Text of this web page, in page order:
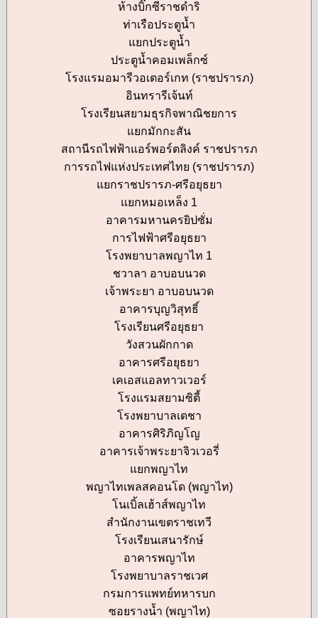
ห้างบิ๊กซีราชดำริ
ท่าเรือประตูน้ำ
แยกประตูน้ำ
ประตูน้ำคอมเพล็กซ์
โรงแรมอมารีวอเตอร์เกท (ราชปรารภ)
อินทรารีเจ้นท์
โรงเรียนสยามธุรกิจพาณิชยการ
แยกมักกะสัน
สถานีรถไฟฟ้าแอร์พอร์ตลิงค์ ราชปรารภ
การรถไฟแห่งประเทศไทย (ราชปรารภ)
แยกราชปรารภ-ศรีอยุธยา
แยกหมอเหล็ง 1
อาคารมหานครยิปซั่ม
การไฟฟ้าศรีอยุธยา
โรงพยาบาลพญาไท 1
ชวาลา อาบอบนวด
เจ้าพระยา อาบอบนวด
อาคารบุญวิสุทธิ์
โรงเรียนศรีอยุธยา
วังสวนผักกาด
อาคารศรีอยุธยา
เคเอสแอลทาวเวอร์
โรงแรมสยามซิตี้
โรงพยาบาลเดชา
อาคารศิริภิญโญ
อาคารเจ้าพระยาจิวเวอรี่
แยกพญาไท
พญาไทเพลสคอนโด (พญาไท)
โนเบิ้ลเฮ้าส์พญาไท
สำนักงานเขตราชเทวี
โรงเรียนเสนารักษ์
อาคารพญาไท
โรงพยาบาลราชเวศ
กรมการแพทย์ทหารบก
ซอยรางน้ำ (พญาไท)